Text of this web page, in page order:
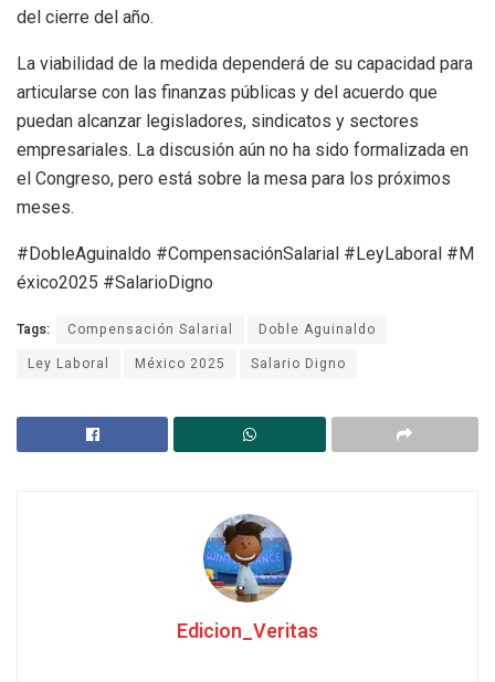
del cierre del año.
La viabilidad de la medida dependerá de su capacidad para
articularse con las finanzas públicas y del acuerdo que
puedan alcanzar legisladores, sindicatos y sectores
empresariales. La discusión aún no ha sido formalizada en
el Congreso, pero está sobre la mesa para los próximos
meses.
#DobleAguinaldo #CompensaciónSalarial #LeyLaboral #M
éxico2025 #SalarioDigno
Tags: Compensación Salarial
Doble Aguinaldo
Ley Laboral
México 2025 Salario Digno
Edicion_Veritas